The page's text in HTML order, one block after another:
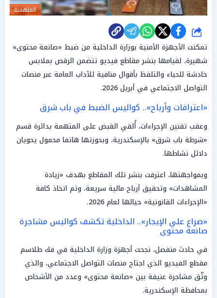
المتهمية
شارك
تمكنت الأجهزة الأمنية بوزارة الداخلية من ضبط «صانعة محتوى»
شهيرة، لقيامها بنشر مقاطع فيديو تتضمن الرقص بملابس
خادشة للحياء والتلفظ بأقوال منافية للآداب العامة عبر منصات
التواصل الاجتماعي في أبريل 2026.
«اعترافات وأرباح».. كواليس الضبط في باب شرق
وعقب تقنين الإجراءات، أُلقي القبض على المتهمة بدائرة قسم
«شرطة باب شرق» بالإسكندرية، وبحوزتها هاتفا محمول يحويان
دلائل نشاطها.
وبمواجهتها، اعترفت بنشر تلك المقاطع بهدف «زيادة
المشاهدات» وتحقيق أرباح مالية سريعة، وتم اتخاذ كافة
«الإجراءات القانونية» حيالها لعام 2026.
«صراع على الإيجار».. الداخلية تكشف كواليس مشاجرة
صانعة محتوى
في حادث منفصل، نجحت أجهزة وزارة الداخلية في فك طلاسم
مقطع الفيديو الذي اجتاح منصات التواصل الاجتماعي، والذي
وثّق مشاجرة عنيفة بين «صانعة محتوى» وعدد من الأشخاص
بمحافظة الإسكندرية.